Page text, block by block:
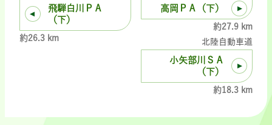
飛騨白川ＰＡ
（下）
約26.3 km
高岡ＰＡ（下）
約27.9 km
北陸自動車道
小矢部川ＳＡ
（下）
約18.3 km